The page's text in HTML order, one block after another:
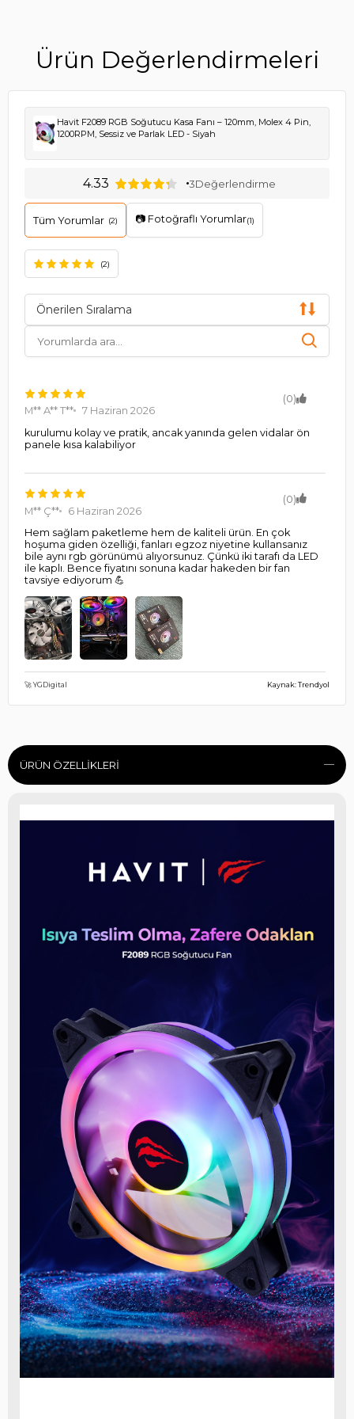
Ürün Değerlendirmeleri
Havit F2089 RGB Soğutucu Kasa Fanı – 120mm, Molex 4 Pin,
1200RPM, Sessiz ve Parlak LED - Siyah
4.33 3Değerlendirme
Tüm Yorumlar (2) 📷 Fotoğraflı Yorumlar(1)
(2)
Önerilen Sıralama
(0)
M** A** T**
7 Haziran 2026
kurulumu kolay ve pratik, ancak yanında gelen vidalar ön
panele kısa kalabiliyor
(0)
M** Ç**
6 Haziran 2026
Hem sağlam paketleme hem de kaliteli ürün. En çok
hoşuma giden özelliği, fanları egzoz niyetine kullansanız
bile aynı rgb görünümü alıyorsunuz. Çünkü iki tarafı da LED
ile kaplı. Bence fiyatını sonuna kadar hakeden bir fan
tavsiye ediyorum 💪
🚀 YGDigital Kaynak: Trendyol
ÜRÜN ÖZELLIKLERI